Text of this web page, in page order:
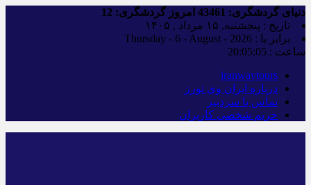
دنیای گردشگری: امروز گردشگری:
تاریخ : پنجشنبه, ۱۵ مرداد , ۱۴۰۵
برابر با : Thursday - 6 - August - 2026
ساعت : 20:05:06
iranwaytours
درباره ایران وی تورز
تماس با سردبیر
حریم شخصی کاربران